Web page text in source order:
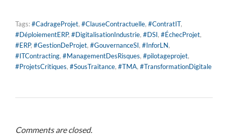
Tags:#CadrageProjet, #ClauseContractuelle, #ContratIT,
#DéploiementERP, #DigitalisationIndustrie, #DSI, #ÉchecProjet,
#ERP, #GestionDeProjet, #GouvernanceSI, #InforLN,
#ITContracting, #ManagementDesRisques, #pilotageprojet,
#ProjetsCritiques, #SousTraitance, #TMA, #TransformationDigitale
Comments are closed.